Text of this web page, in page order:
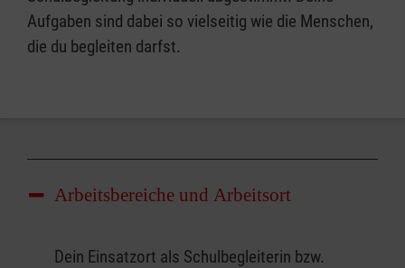
Aufgaben sind dabei so vielseitig wie die Menschen,
die du begleiten darfst.
Arbeitsbereiche und Arbeitsort
Dein Einsatzort als Schulbegleiterin bzw.